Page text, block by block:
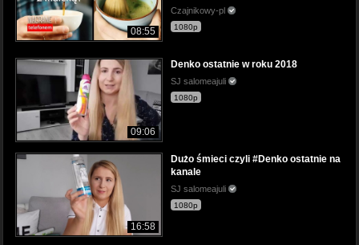
08:55
Czajnikowy-pl
1080p
09:06
Denko ostatnie w roku 2018
SJ salomeajuli
1080p
16:58
Dużo śmieci czyli #Denko ostatnie na
kanale
SJ salomeajuli
1080p